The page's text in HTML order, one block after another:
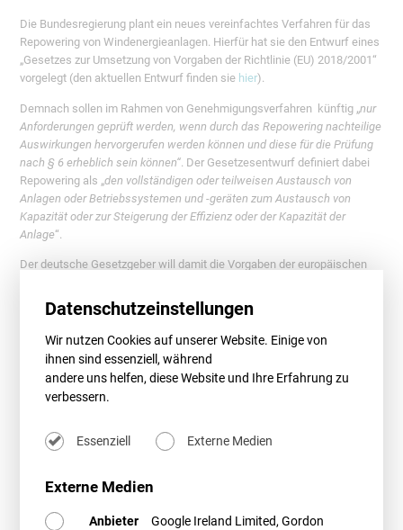
Die Bundesregierung plant ein neues vereinfachtes Verfahren für das
Repowering von Windenergieanlagen. Hierfür hat sie den Entwurf eines
„Gesetzes zur Umsetzung von Vorgaben der Richtlinie (EU) 2018/2001“
vorgelegt (den aktuellen Entwurf finden sie hier).
Demnach sollen im Rahmen von Genehmigungsverfahren künftig „nur
Anforderungen geprüft werden, wenn durch das Repowering nachteilige
Auswirkungen hervorgerufen werden können und diese für die Prüfung
nach § 6 erheblich sein können“ . Der Gesetzesentwurf definiert dabei
Repowering als „den vollständigen oder teilweisen Austausch von
Anlagen oder Betriebssystemen und -geräten zum Austausch von
Kapazität oder zur Steigerung der Effizienz oder der Kapazität der
Anlage“.
Der deutsche Gesetzgeber will damit die Vorgaben der europäischen
ausdrücklich, das Repowering bestehender Anlagen zur Erzeugung
erneuerbarer Energie zu erleichtern. Diese müssen für ein
vereinfachtes, zügiges Verfahren für das Repowering insbesondere von
Windenergieanlagen sorgen, Frist hierfür ist der 30. Juni 2021.
Diese Richtlinie verpflichtet die Mitgliedstaaten zudem zur Einrichtung
einer „einheitlichen Stelle“, sodass diese ebenso Gegenstand des
Genehmigungsverfahren sowie alle sonstigen für die Durchführung des
fungieren können. Die Verfahrensabwicklung über eine einheitliche
Datenschutzeinstellungen
Wir nutzen Cookies auf unserer Website. Einige von
ihnen sind essenziell, während
andere uns helfen, diese Website und Ihre Erfahrung zu
verbessern.
Essenziell Externe Medien
Externe Medien
Anbieter
Google Ireland Limited, Gordon